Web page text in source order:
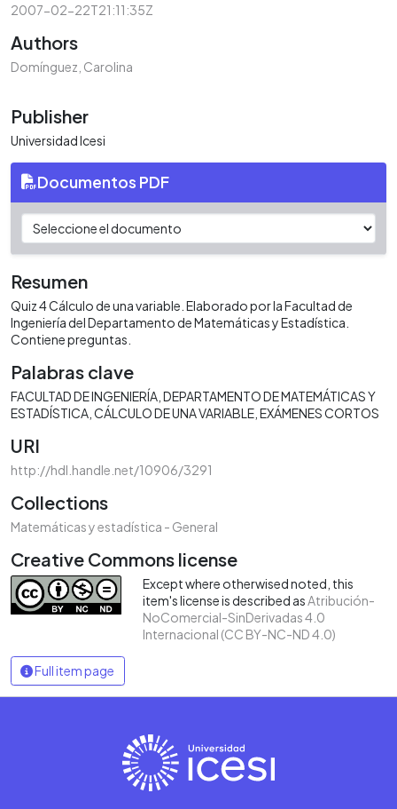
2007-02-22T21:11:35Z
Authors
Domínguez, Carolina
Publisher
Universidad Icesi
Documentos PDF
Resumen
Quiz 4 Cálculo de una variable. Elaborado por la Facultad de
Ingeniería del Departamento de Matemáticas y Estadística.
Contiene preguntas.
Palabras clave
FACULTAD DE INGENIERÍA DEPARTAMENTO DE MATEMÁTICAS Y
ESTADÍSTICA CÁLCULO DE UNA VARIABLE EXÁMENES CORTOS
URI
http://hdl.handle.net/10906/3291
Collections
Matemáticas y estadística - General
Creative Commons license
Except where otherwised noted, this
item's license is described asAtribución-
NoComercial-SinDerivadas 4.0
Internacional (CC BY-NC-ND 4.0)
Full item page